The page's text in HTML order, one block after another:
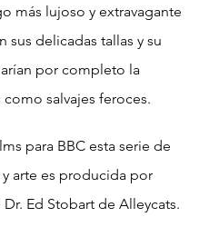
más lujoso y extravagante
sus delicadas tallas y su
por completo la
salvajes feroces.
para BBC esta serie de
arte es producida por
Ed Stobart de Alleycats.